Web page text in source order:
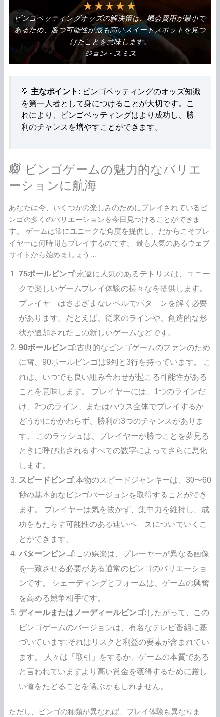
★★★★★
ビンゴベッティングオッズの解決策は、機会費用が最小で
あるため、勝つ可能性が最も高いスイートスポットを見つ
けたことを意味します。
ジョン・スミス
💡 主なポイント: ビンゴベッティングのオッズ知識
を第一人者として身につけることが大切です。こ
れにより、ビンゴベッティングはより成功し、勝
利のチャンスを増やすことができます。
ビンゴゲームの魅力的なバリエ
ーションに航海
あなたは今、いくつかの楽しみのためにプレイされているビ
ンゴの多くのバリエーションを今日見つけることができま
す。 ゲームは常にユニークな角度を提供し、だからこそプレ
イヤーは何時間もプレイするのです。 最も人気のあるウェブ
サイトから始めましょう…
75ボールビンゴ:永遠に人気のあるテトリスは、ユニー
クで楽しいゲームプレイ体験の様々なを提供します。
プレイヤーはさまざまなレベルでパターンを解く必要
があります。たとえば、従来のラインや、創造的な形
状が追加されたこの新しいゲームなどです。
90ボールビンゴ:古典的なビンゴゲームのファンのため
に雷、90ボールビンゴは9列と3行を持っています。 こ
れは、いつでも良い組み合わせが起こる可能性がある
ことを意味します。 プレイヤーには、1つのラインだ
け、2つのライン、またはハウス全体でプレイするか
どうかにかかわらず、勝利の3つのチャンスがありま
す。 このラッシュは、プレイヤーが勝つことを夢見る
ときに呼び出されるすべての数字によってさらに悪化
します。
スピードビンゴ:本物のスピードジャンキーは、30〜60
秒の基本的なビンゴバージョンを取得することができ
ます。 プレイヤーは気を抜かず、集中力を維持し、成
功をもたらす可能性のある速いペースについていくこ
とができます。
パターンビンゴ:この娯楽は、プレーヤーが異なる画像
を一致させる必要がある通常のビンゴのバリエーショ
ンです。 シェーディングとフォームは、ゲームの興奮
を高める競争相手です。
ディールまたはノーディールビンゴ:したがって、この
ビンゴゲームのバージョンは、有名なテレビ番組に基
づいています:それはリスクと利益の要素が含まれてい
ます。 人々は「取引」をするか、ゲームの本質である
と言われていますより高い賞金を獲得するために厳し
い道をたどることを選ぶかもしれません。
ただし、ビンゴの種類が異なれば、プレイ体験も異なりま